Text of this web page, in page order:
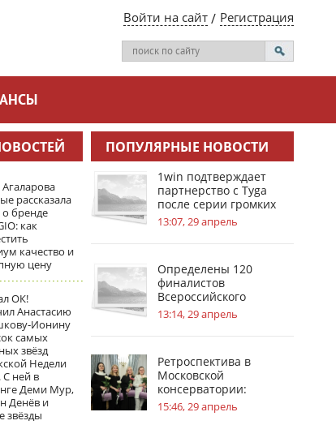
Войти на сайт Регистрация
рассказала
о бренде
как
качество и
цену
ОК!
Анастасию
самых
звёзд
Недели
ней в
Деми Мур,
Денёв и
звёзды
ПОПУЛЯРНЫЕ НОВОСТИ
1win подтверждает
партнерство с Tyga
после серии громких
инсайдов
13:07, 29 апрель
Определены 120
финалистов
Всероссийского
инженерного конкурса
13:14, 29 апрель
Ретроспектива в
Московской
консерватории:
география судьбы П. И.
Чайковского
15:46, 29 апрель